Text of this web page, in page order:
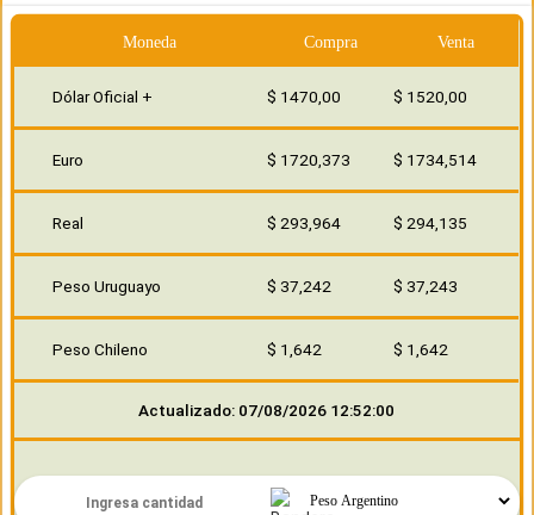
Moneda Compra Venta
Dólar Oficial + $ 1470,00 $ 1520,00
Euro $ 1720,373 $ 1734,514
Real $ 293,964 $ 294,135
Peso Uruguayo $ 37,242 $ 37,243
Peso Chileno $ 1,642 $ 1,642
Actualizado: 07/08/2026 12:52:00